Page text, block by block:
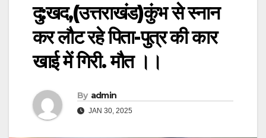
दु:खद,(उत्तराखंड)कुंभ से स्नान
कर लौट रहे पिता-पुत्र की कार
खाई में गिरी. मौत ।।
By admin
JAN 30, 2025